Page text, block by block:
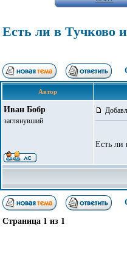
Есть ли в Тучково
Автор
Иван Бобр
заглянувший
Есть ли
Страница 1 из 1